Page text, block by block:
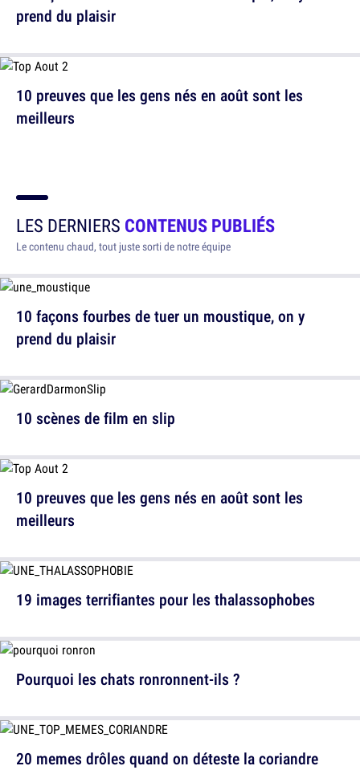
10 preuves que les gens nés en août sont les
meilleurs
prend du plaisir
LES DERNIERS CONTENUS PUBLIÉS
Le contenu chaud, tout juste sorti de notre équipe
10 façons fourbes de tuer un moustique, on y
prend du plaisir
10 preuves que les gens nés en août sont les
meilleurs
Pourquoi les chats ronronnent-ils ?
10 scènes de film en slip
19 images terrifiantes pour les thalassophobes
20 memes drôles quand on déteste la coriandre